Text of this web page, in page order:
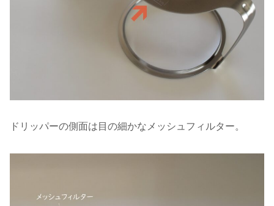
ドリッパーの側面は目の細かなメッシュフィルター。